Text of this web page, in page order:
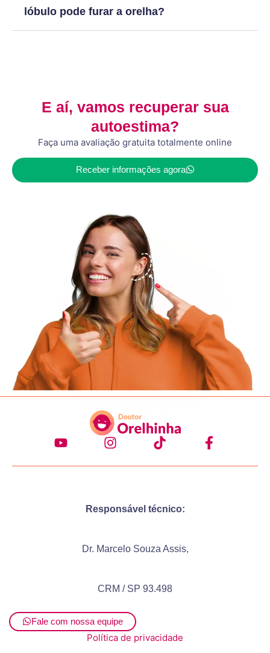
lóbulo pode furar a orelha?
E aí, vamos recuperar sua
autoestima?
Faça uma avaliação gratuita totalmente online
Receber informações agora
Responsável técnico:
Dr. Marcelo Souza Assis,
CRM / SP 93.498
Fale com nossa equipe
Política de privacidade